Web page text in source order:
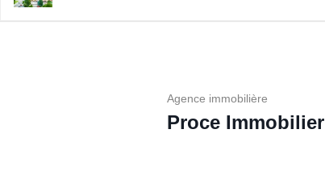
Agence immobilière
Proce Immobilier